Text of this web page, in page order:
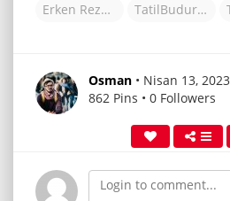
Erken Rezervasyon Otelleri TatilBudur Otel
Osman • Nisan 13, 2023
862 Pins • 0 Followers